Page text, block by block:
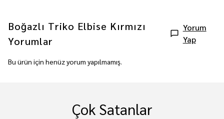
Boğazlı Triko Elbise Kırmızı
Yorumlar
Yorum
Yap
Bu ürün için henüz yorum yapılmamış.
Çok Satanlar